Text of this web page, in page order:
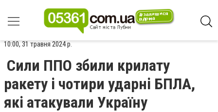
10:00, 31 травня 2024 р.
Сили ППО збили крилату
ракету і чотири ударні БПЛА,
які атакували Україну